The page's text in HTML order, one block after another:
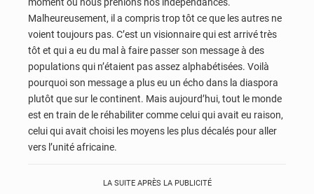
Malheureusement, il a compris trop tôt ce que les autres ne
voient toujours pas. C’est un visionnaire qui est arrivé très
tôt et qui a eu du mal à faire passer son message à des
populations qui n’étaient pas assez alphabétisées. Voilà
pourquoi son message a plus eu un écho dans la diaspora
plutôt que sur le continent. Mais aujourd’hui, tout le monde
est en train de le réhabiliter comme celui qui avait eu raison,
celui qui avait choisi les moyens les plus décalés pour aller
vers l’unité africaine.
LA SUITE APRÈS LA PUBLICITÉ